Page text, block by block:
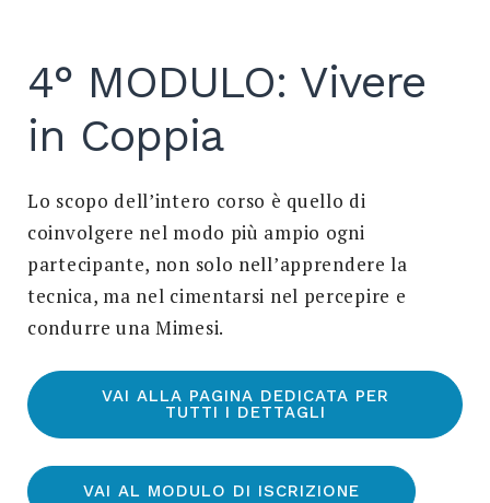
4° MODULO: Vivere
in Coppia
Lo scopo dell’intero corso è quello di
coinvolgere nel modo più ampio ogni
partecipante, non solo nell’apprendere la
tecnica, ma nel cimentarsi nel percepire e
condurre una Mimesi.
VAI ALLA PAGINA DEDICATA PER
TUTTI I DETTAGLI
VAI AL MODULO DI ISCRIZIONE